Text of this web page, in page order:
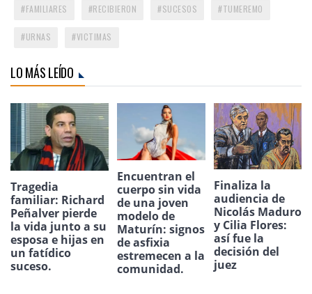
FAMILIARES RECIBIERON SUCESOS TUMEREMO
URNAS VICTIMAS
LO MÁS LEÍDO
Tragedia
familiar: Richard
Peñalver pierde
la vida junto a su
esposa e hijas en
un fatídico
suceso.
Encuentran el
cuerpo sin vida
de una joven
modelo de
Maturín: signos
de asfixia
estremecen a la
comunidad.
Finaliza la
audiencia de
Nicolás Maduro
y Cilia Flores:
así fue la
decisión del
juez